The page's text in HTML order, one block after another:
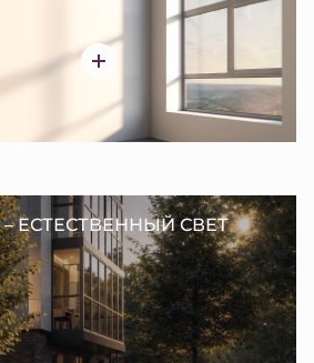
ЕСТЕСТВЕННЫЙ СВЕТ